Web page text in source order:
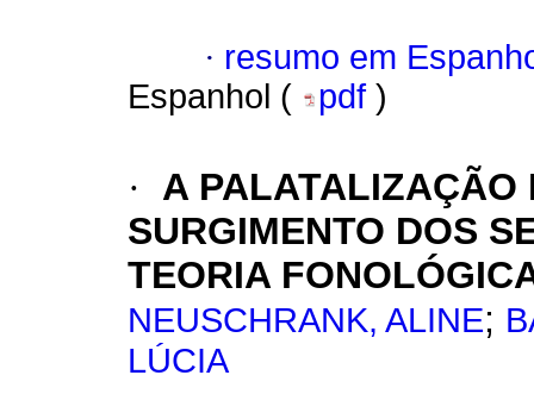
· resumo em
Espanhol (
pdf )
·
A PALATALIZAÇÃO
SURGIMENTO DOS
TEORIA
NEUSCHRANK, ALINE;
LÚCIA